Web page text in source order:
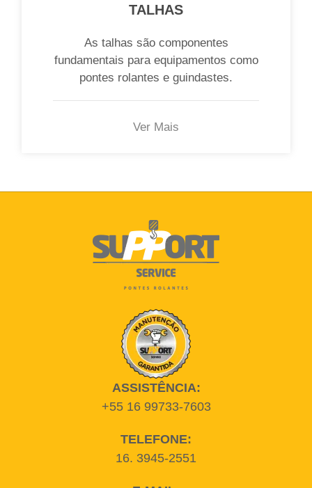
TALHAS
As talhas são componentes
fundamentais para equipamentos como
pontes rolantes e guindastes.
Ver Mais
ASSISTÊNCIA:
+55 16 99733-7603
TELEFONE:
16. 3945-2551